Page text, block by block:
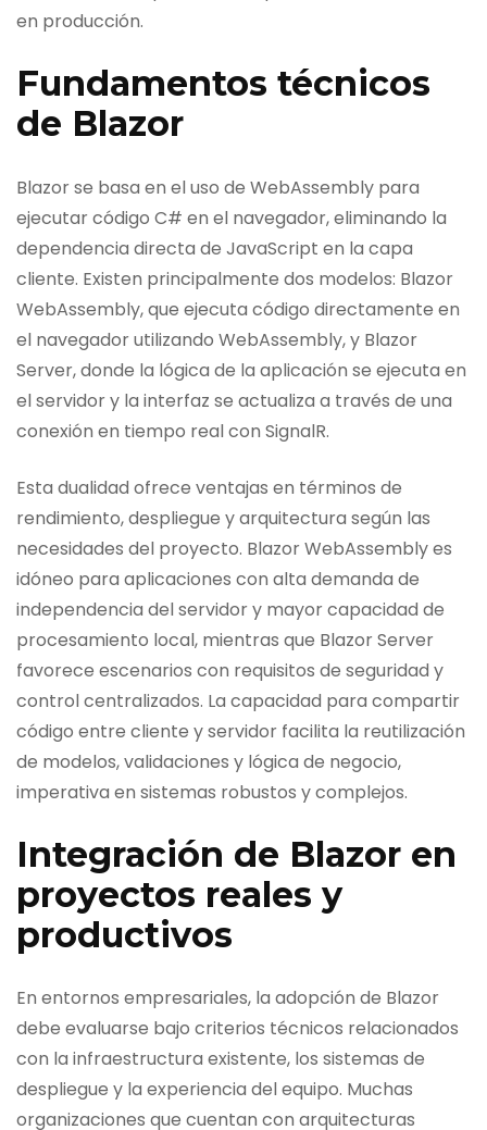
en producción.
Fundamentos técnicos
de Blazor
Blazor se basa en el uso de WebAssembly para
ejecutar código C# en el navegador, eliminando la
dependencia directa de JavaScript en la capa
cliente. Existen principalmente dos modelos: Blazor
WebAssembly, que ejecuta código directamente en
el navegador utilizando WebAssembly, y Blazor
Server, donde la lógica de la aplicación se ejecuta en
el servidor y la interfaz se actualiza a través de una
conexión en tiempo real con SignalR.
Esta dualidad ofrece ventajas en términos de
rendimiento, despliegue y arquitectura según las
necesidades del proyecto. Blazor WebAssembly es
idóneo para aplicaciones con alta demanda de
independencia del servidor y mayor capacidad de
procesamiento local, mientras que Blazor Server
favorece escenarios con requisitos de seguridad y
control centralizados. La capacidad para compartir
código entre cliente y servidor facilita la reutilización
de modelos, validaciones y lógica de negocio,
imperativa en sistemas robustos y complejos.
Integración de Blazor en
proyectos reales y
productivos
En entornos empresariales, la adopción de Blazor
debe evaluarse bajo criterios técnicos relacionados
con la infraestructura existente, los sistemas de
despliegue y la experiencia del equipo. Muchas
organizaciones que cuentan con arquitecturas